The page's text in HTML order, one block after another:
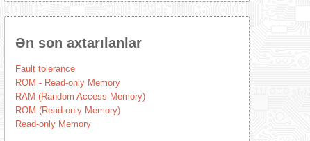
Ən son axtarılanlar
Fault tolerance
ROM - Read-only Memory
RAM (Random Access Memory)
ROM (Read-only Memory)
Read-only Memory